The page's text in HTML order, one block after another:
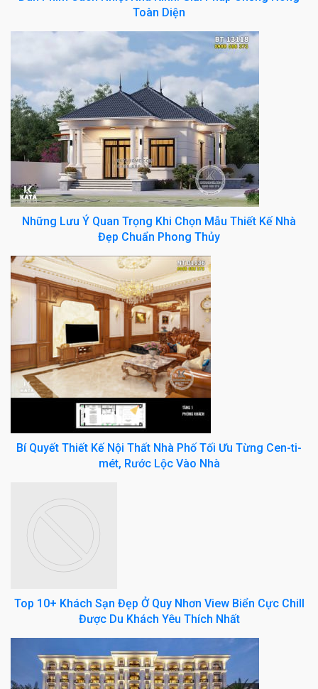
Toàn Diện
Những Lưu Ý Quan Trọng Khi Chọn Mẫu Thiết Kế Nhà
Đẹp Chuẩn Phong Thủy
Bí Quyết Thiết Kế Nội Thất Nhà Phố Tối Ưu Từng Cen-ti-
mét, Rước Lộc Vào Nhà
Top 10+ Khách Sạn Đẹp Ở Quy Nhơn View Biển Cực Chill
Được Du Khách Yêu Thích Nhất